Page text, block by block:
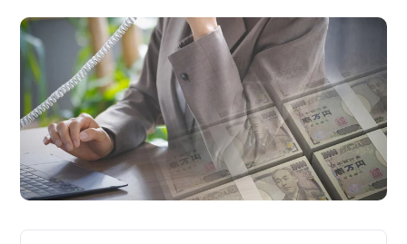
離婚問題
交通事故
遺産相続
労働問題
債権回収
掲載をご検討の弁護士の方へ